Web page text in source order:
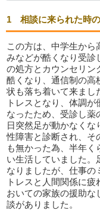
1 相談に来られた時
この方は、中学生か
みなどが酷くなり受診
の処方とカウンセリン
酷くなり、通信制の高
状も落ち着いて来まし
トレスとなり、体調
なったため、受診し薬
日突然足が動かなく
性障害と診断され、そ
も無かった為、半年
い生活していました。
なりましたが、仕事の
トレスと人間関係に
おいての家族の援助な
談がありました。